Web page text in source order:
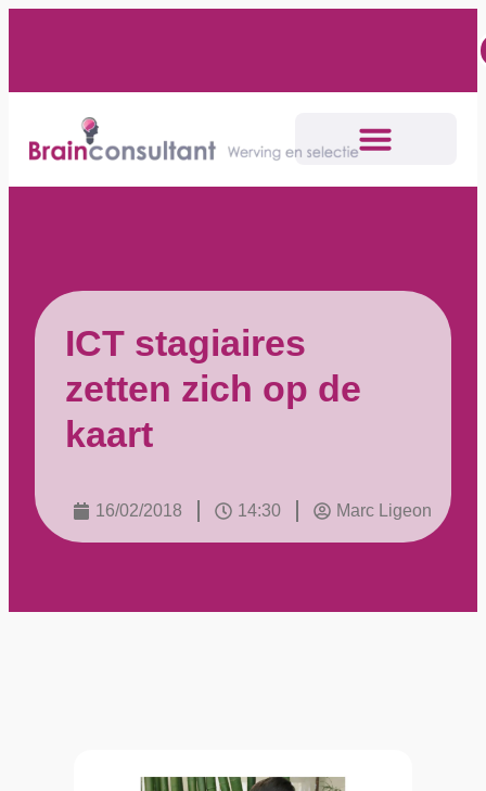
ICT stagiaires
zetten zich op de
kaart
16/02/2018 14:30 Marc Ligeon